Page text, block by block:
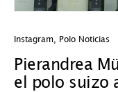
Instagram Polo Noticias
Pierandrea
el polo suizo